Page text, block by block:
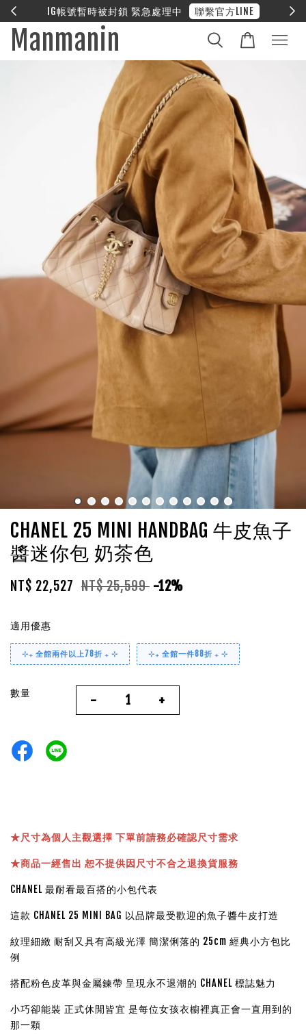
❤︎ 全館滿兩萬享免運
Manmanin
CHANEL 25 MINI HANDBAG 牛皮魚子
醬迷你包 奶茶色
NT$ 22,527 NT$ 25,599 -12%
適用優惠
⊹₊ 全館兩件以上78折 ₊ ⊹ ⊹₊ 全館一件88折 ₊ ⊹
數量 - +
★尺寸為個人主觀選擇 下單前請務必確認尺寸需求
★商品一經售出 恕不提供因尺寸不合之退換貨服務
CHANEL 最耐看最百搭的小包代表
這款 CHANEL 25 MINI BAG 以品牌最受歡迎的魚子醬牛皮打造
紋理細緻 耐刮又具有高級光澤 簡潔俐落的 25cm 經典小方包比
例
搭配粉色皮革與金屬鍊帶 呈現永不退潮的 CHANEL 標誌魅力
小巧卻能裝 正式休閒皆宜 是每位女孩衣櫥裡真正會一直用到的
那一顆